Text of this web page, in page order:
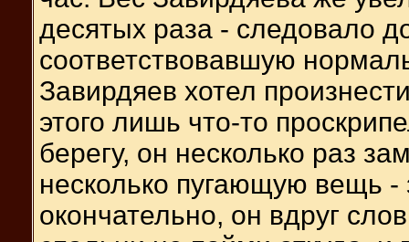
десятых раза - следовало
соответствовавшую
Завирдяев хотел
этого лишь что-то
берегу, он несколько раз
несколько пугающую вещь
окончательно, он вдруг